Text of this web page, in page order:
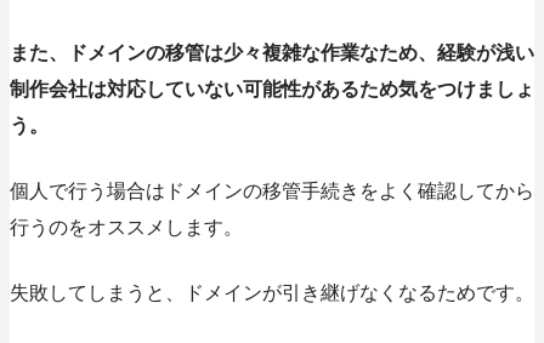
また、ドメインの移管は少々複雑な作業なため、経験が浅い
制作会社は対応していない可能性があるため気をつけましょ
う。
個人で行う場合はドメインの移管手続きをよく確認してから
行うのをオススメします。
失敗してしまうと、ドメインが引き継げなくなるためです。